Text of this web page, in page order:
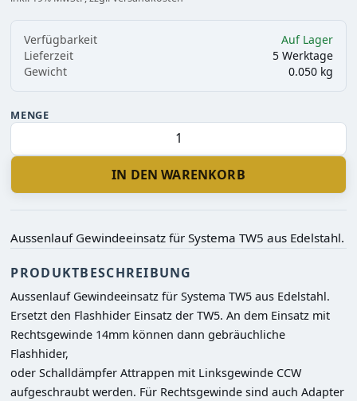
Verfügbarkeit
Auf Lager
Lieferzeit
5 Werktage
Gewicht
0.050 kg
MENGE
IN DEN WARENKORB
Aussenlauf Gewindeeinsatz für Systema TW5 aus Edelstahl.
PRODUKTBESCHREIBUNG
Aussenlauf Gewindeeinsatz für Systema TW5 aus Edelstahl.
Ersetzt den Flashhider Einsatz der TW5. An dem Einsatz mit
Rechtsgewinde 14mm können dann gebräuchliche
Flashhider,
oder Schalldämpfer Attrappen mit Linksgewinde CCW
aufgeschraubt werden. Für Rechtsgewinde sind auch Adapter